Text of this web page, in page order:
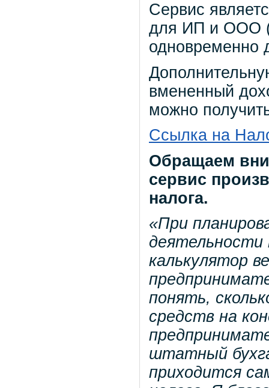
Сервис
для ИП и ООО
одновременно
вмененный
можно
Ссылка на
Обращаем
сервис
налога.
«При
калькулятор
понять,
средств на
штатный
приходится